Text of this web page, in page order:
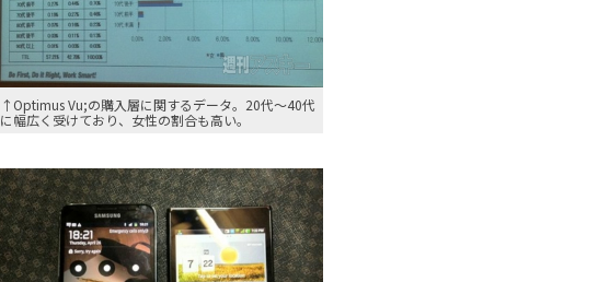
↑Optimus Vu;の購入層に関するデータ。20代〜40代
に幅広く受けており、女性の割合も高い。